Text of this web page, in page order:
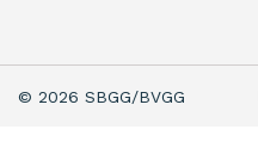
© 2026 SBGG/BVGG